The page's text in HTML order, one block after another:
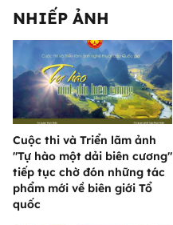
NHIẾP ẢNH
Cuộc thi và Triển lãm ảnh
"Tự hào một dải biên cương"
tiếp tục chờ đón những tác
phẩm mới về biên giới Tổ
quốc